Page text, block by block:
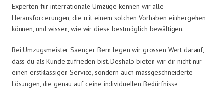
Experten für internationale Umzüge kennen wir alle
Herausforderungen, die mit einem solchen Vorhaben einhergehen
können, und wissen, wie wir diese bestmöglich bewältigen.
Bei Umzugsmeister Saenger Bern legen wir grossen Wert darauf,
dass du als Kunde zufrieden bist. Deshalb bieten wir dir nicht nur
einen erstklassigen Service, sondern auch massgeschneiderte
Lösungen, die genau auf deine individuellen Bedürfnisse